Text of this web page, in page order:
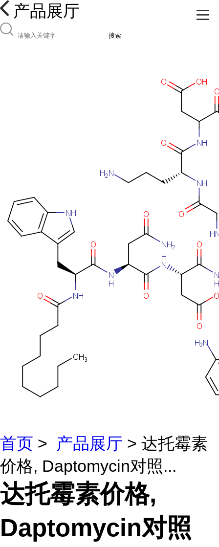
产品展厅
搜索
首页 > 产品展厅 > 达托霉素
价格, Daptomycin对照...
达托霉素价格,
Daptomycin对照